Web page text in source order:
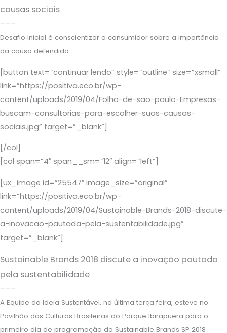
causas sociais
–––
Desafio inicial é conscientizar o consumidor sobre a importância
da causa defendida.
[button text=”continuar lendo” style=”outline” size=”xsmall”
link=”https://positiva.eco.br/wp-
content/uploads/2019/04/Folha-de-sao-paulo-Empresas-
buscam-consultorias-para-escolher-suas-causas-
sociais.jpg” target=”_blank”]
[/col]
[col span=”4″ span__sm=”12″ align=”left”]
[ux_image id=”25547″ image_size=”original”
link=”https://positiva.eco.br/wp-
content/uploads/2019/04/Sustainable-Brands-2018-discute-
a-inovacao-pautada-pela-sustentabilidade.jpg”
target=”_blank”]
Sustainable Brands 2018 discute a inovação pautada
pela sustentabilidade
–––
A Equipe da Ideia Sustentável, na última terça feira, esteve no
Pavilhão das Culturas Brasileiras do Parque Ibirapuera para o
primeiro dia de programação do Sustainable Brands SP 2018